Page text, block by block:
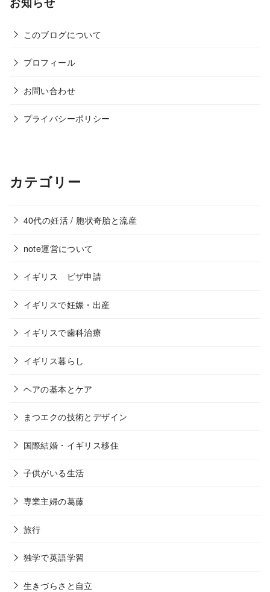
このブログについて
プロフィール
お問い合わせ
プライバシーポリシー
カテゴリー
40代の妊活 / 胞状奇胎と流産
note運営について
イギリス ビザ申請
イギリスで妊娠・出産
イギリスで歯科治療
イギリス暮らし
ヘアの基本とケア
まつエクの技術とデザイン
国際結婚・イギリス移住
子供がいる生活
専業主婦の葛藤
旅行
独学で英語学習
生きづらさと自立